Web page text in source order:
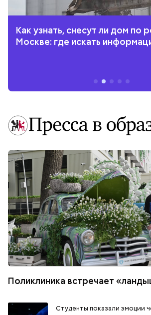
Как узнать, снесут ли дом по
Москве: где искать
Поликлиника встречает
Студенты показали эмоции